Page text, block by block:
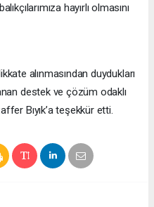
hayırlı olmasını
alınmasından duydukları
destek ve çözüm odaklı
Bıyık’a teşekkür etti.